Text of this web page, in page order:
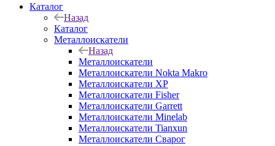
Каталог
Назад
Каталог
Металлоискатели
Назад
Металлоискатели
Металлоискатели Nokta Makro
Металлоискатели XP
Металлоискатели Fisher
Металлоискатели Garrett
Металлоискатели Minelab
Металлоискатели Tianxun
Металлоискатели Сварог